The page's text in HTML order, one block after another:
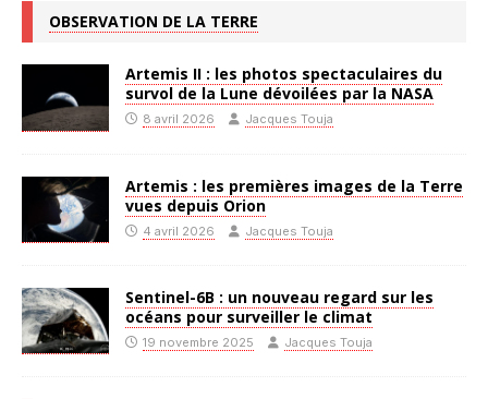
OBSERVATION DE LA TERRE
Artemis II : les photos spectaculaires du
survol de la Lune dévoilées par la NASA
8 avril 2026 Jacques Touja
Artemis : les premières images de la Terre
vues depuis Orion
4 avril 2026 Jacques Touja
Sentinel-6B : un nouveau regard sur les
océans pour surveiller le climat
19 novembre 2025 Jacques Touja